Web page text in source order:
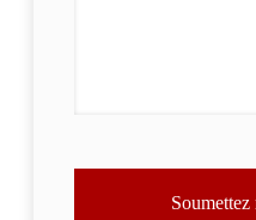
Soumettez